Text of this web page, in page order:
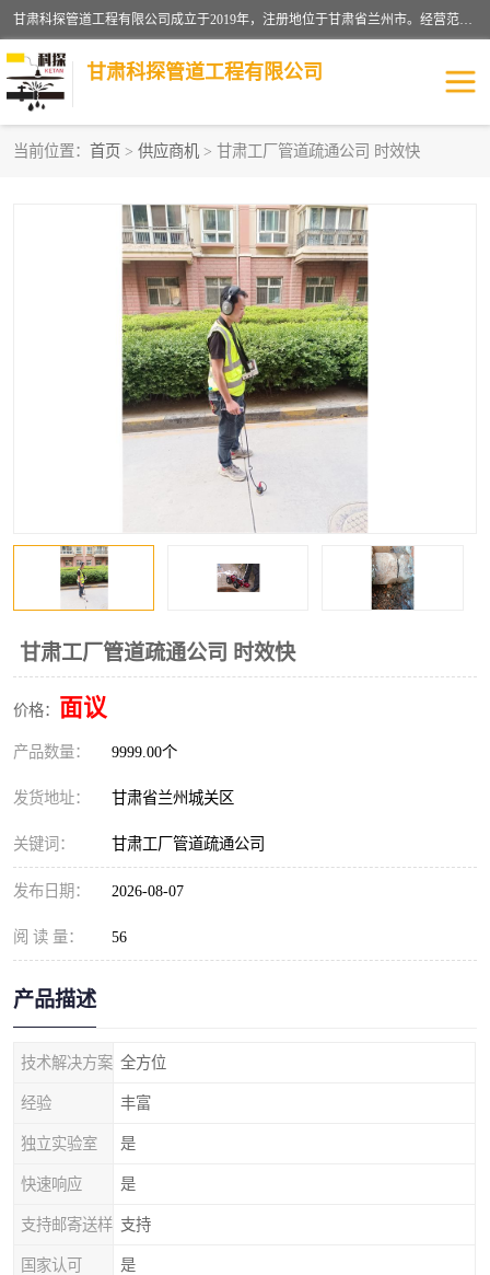
甘肃科探管道工程有限公司成立于2019年，注册地位于甘肃省兰州市。经营范围包括管道安装、清洗、疏通、维修、检测，防水工程，工程钻孔，化粪池清理，暖气安装，给排水管道安装维修，室内外管道如消防、供水、供热管道漏水检测定位，室内外防水堵漏等。
甘肃科探管道工程有限公司
当前位置： 首页 > 供应商机 > 甘肃工厂管道疏通公司 时效快
甘肃工厂管道疏通公司 时效快
价格： 面议
产品数量： 9999.00个
发货地址： 甘肃省兰州城关区
关键词： 甘肃工厂管道疏通公司
发布日期： 2026-08-07
阅 读 量： 56
产品描述
技术解决方案 全方位
经验 丰富
独立实验室 是
快速响应 是
支持邮寄送样 支持
国家认可 是
漏水检查维修 消防管道漏水
供热管道漏水 排水管道漏水
自来水管漏水 管道疏通
高压车疏通清淤